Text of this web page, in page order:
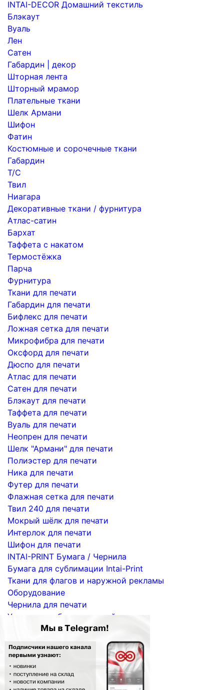
INTAI-DECOR Домашний текстиль
Блэкаут
Вуаль
Лен
Сатен
Габардин | декор
Шторная лента
Шторный мрамор
Плательные ткани
Шелк Армани
Шифон
Фатин
Костюмные и сорочечные ткани
Габардин
Т/С
Твил
Ниагара
Декоративные ткани / фурнитура
Атлас-сатин
Бархат
Таффета с накатом
Термостёжка
Парча
Фурнитура
Ткани для печати
Габардин для печати
Бифлекс для печати
Ложная сетка для печати
Микрофибра для печати
Оксфорд для печати
Дюспо для печати
Атлас для печати
Сатен для печати
Блэкаут для печати
Таффета для печати
Вуаль для печати
Неопрен для печати
Шелк "Армани" для печати
Полиэстер для печати
Ника для печати
Футер для печати
Флажная сетка для печати
Твил 240 для печати
Мокрый шёлк для печати
Интерлок для печати
Шифон для печати
INTAI-PRINT Бумага / Чернила
Бумага для сублимации Intai-Print
Ткани для флагов и наружной рекламы
Оборудование
Чернила для печати
Услуги по сублимационной печати